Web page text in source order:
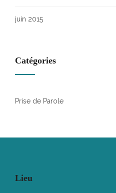
juin 2015
Catégories
Prise de Parole
Lieu